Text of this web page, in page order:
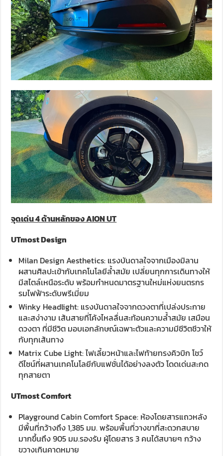
จุดเด่น 4 ด้านหลักของ AION UT
UTmost Design
Milan Design Aesthetics: แรงบันดาลใจจากเมืองมิลาน
ผสานศิลปะเข้ากับเทคโนโลยีล้ำสมัย เปลี่ยนทุกการเดินทางให้
มีสไตล์เหนือระดับ พร้อมกำหนดมาตรฐานใหม่แห่งยนตรกร
รมไฟฟ้าระดับพรีเมี่ยม
Winky Headlight: แรงบันดาลใจจากดวงตาที่เปล่งประกาย
และสง่างาม เส้นสายที่โค้งไหลลื่นสะท้อนความล้ำสมัย เสมือน
ดวงตา ที่มีชีวิต มอบเอกลักษณ์เฉพาะตัวและความมีชีวิตชีวาให้
กับทุกเส้นทาง
Matrix Cube Light: ไฟเลี้ยวหน้าและไฟท้ายทรงคิวบิก โชว์
ดีไซน์ที่ผสานเทคโนโลยีกับแฟชั่นได้อย่างลงตัว โดดเด่นสะกด
ทุกสายตา
UTmost Comfort
Playground Cabin Comfort Space: ห้องโดยสารแถวหลัง
มีพื้นที่กว้างถึง 1,385 มม. พร้อมพื้นที่วางขาที่สะดวกสบาย
มากขึ้นถึง 905 มม.รองรับ ผู้โดยสาร 3 คนได้สบายๆ กว้าง
ขวางเกินคาดหมาย